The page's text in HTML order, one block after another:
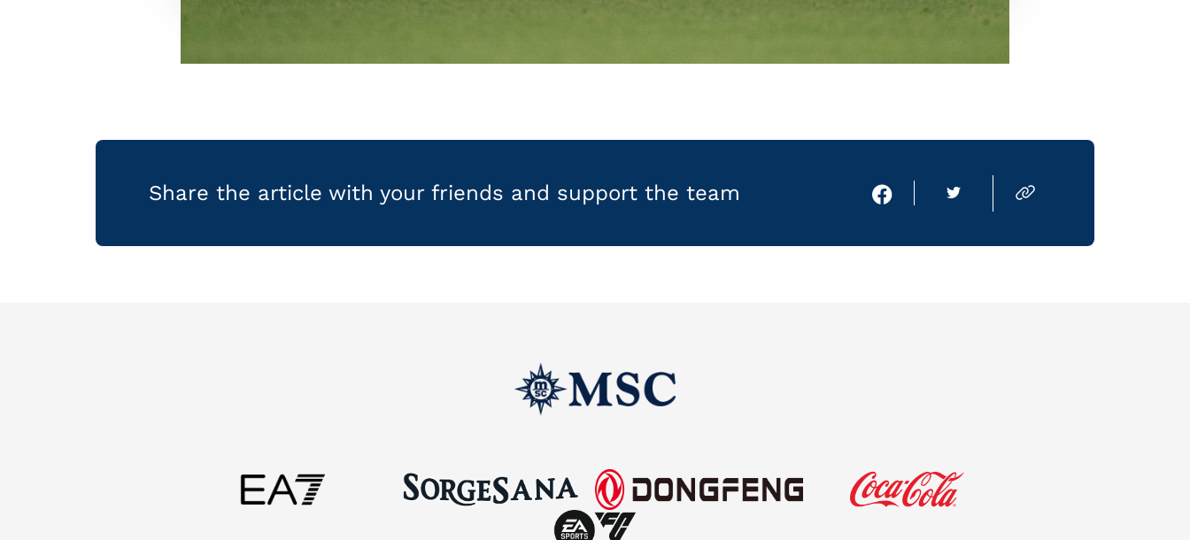
Share the article with your friends and support the team